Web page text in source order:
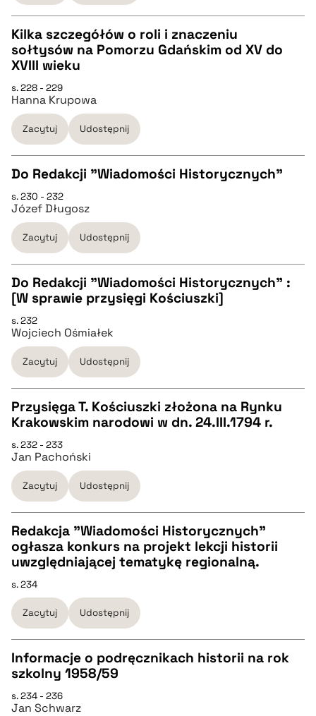
BIBTEX
CZYSTY TEKST
pobierz cytat
BIBTEX
pobierz cytat
Kilka szczegółów o roli i znaczeniu
sołtysów na Pomorzu Gdańskim od XV do
XVIII wieku
s. 228 - 229
Hanna Krupowa
Zacytuj Udostępnij
CZYSTY TEKST
pobierz cytat
BIBTEX
pobierz cytat
Do Redakcji "Wiadomości Historycznych"
s. 230 - 232
Józef Długosz
Zacytuj Udostępnij
CZYSTY TEKST
pobierz cytat
BIBTEX
Do Redakcji "Wiadomości Historycznych" :
[W sprawie przysięgi Kościuszki]
s. 232
Wojciech Ośmiałek
Zacytuj Udostępnij
pobierz cytat
BIBTEX
pobierz cytat
Przysięga T. Kościuszki złożona na Rynku
Krakowskim narodowi w dn. 24.III.1794 r.
s. 232 - 233
Jan Pachoński
Zacytuj Udostępnij
CZYSTY TEKST
pobierz cytat
BIBTEX
pobierz cytat
Redakcja "Wiadomości Historycznych"
ogłasza konkurs na projekt lekcji historii
uwzględniającej tematykę regionalną.
s. 234
Zacytuj Udostępnij
CZYSTY TEKST
Informacje o podręcznikach historii na rok
szkolny 1958/59
s. 234 - 236
Jan Schwarz